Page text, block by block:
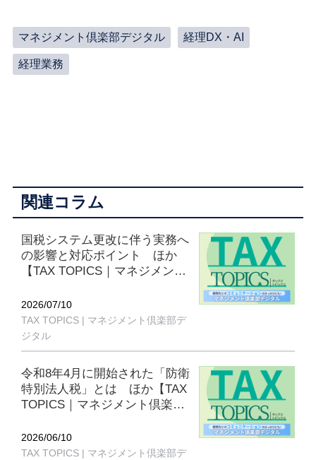
マネジメント倶楽部デジタル 経理DX・AI
経理業務
関連コラム
国税システム更改に伴う実務へ
の影響と対応ポイント ほか
【TAX TOPICS｜マネジメント
2026/07/10
TAX TOPICS | マネジメント倶楽部デ
ジタル
令和8年4月に開始された「防衛
特別法人税」とは ほか【TAX
TOPICS｜マネジメント倶楽部
2026/06/10
TAX TOPICS | マネジメント倶楽部デ